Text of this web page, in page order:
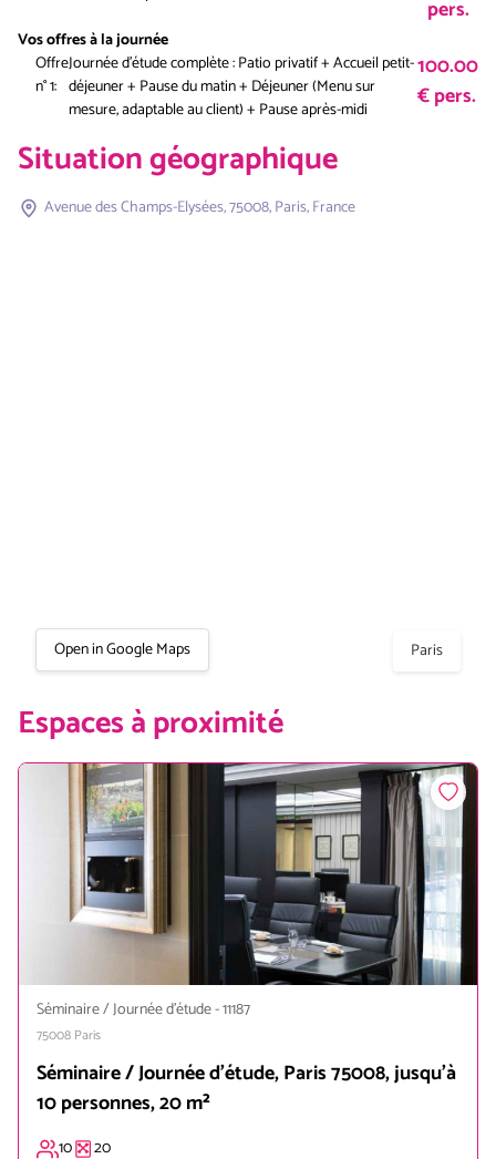
pers.
Vos offres à la journée
Offre
n° 1:
Journée d'étude complète : Patio privatif + Accueil petit-
déjeuner + Pause du matin + Déjeuner (Menu sur
mesure, adaptable au client) + Pause après-midi
100.00
€ pers.
Situation géographique
Avenue des Champs-Elysées, 75008, Paris, France
Open in Google Maps Paris
Espaces à proximité
Séminaire / Journée d'étude-11187
75008 Paris
Séminaire / Journée d'étude, Paris 75008, jusqu'à
10 personnes, 20 m²
10 20